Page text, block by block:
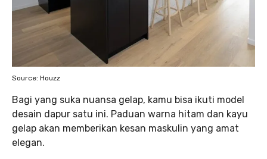
Source: Houzz
Bagi yang suka nuansa gelap, kamu bisa ikuti model
desain dapur satu ini. Paduan warna hitam dan kayu
gelap akan memberikan kesan maskulin yang amat
elegan.